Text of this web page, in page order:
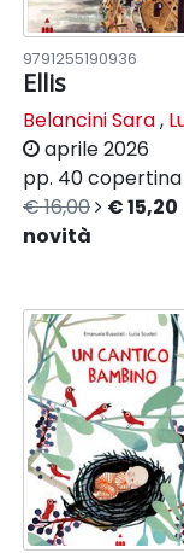
9791255190936
Ellis
Belancini Sara,
aprile 2026
pp. 40
€ 16,00
€ 15,20
novità